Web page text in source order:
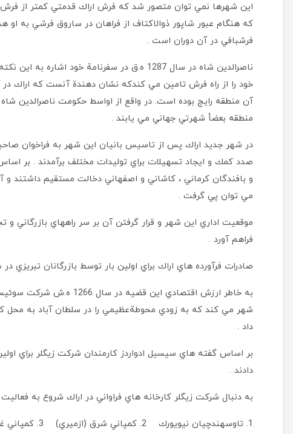
اين شهرها نمي توان متصور شد كه فرش اراك قدمتي كمتر از
كه هنگام عبور شاپور ذوالاكتاف از فراهان در ساروق فرشي به
فرشبافي در آن دوران است .
ناصرالدين شاه در سال 1287 ه.ق در سفرنامة خود
خود را از راه فرش تامين مي كندكه نشان دهندة‌ آنست كه اراك
آن منطقه رايج بوده است. در واقع از اواسط حكومت ناصرالدين
منطقه بعضأ‌ شهرتي جهاني مي يابند .
در شهر جديد اراك پس از تاسيس بانيان اين شهر به فراخوان
صدد كمك و ايجاد تسهيلات براي توليدات مختلف برآمدند . بر
و بافندگان كرماني ، كاشاني و اصفهاني دخالت مستقيم داشتند
مي توان پي گرفت .
موقعيت اداري اين شهر و قرار گرفتن آن بر سر راههاي بازرگاني و
فراهم آورد .
صادرات فرآورده هاي اراك براي اولين بار توسط بازرگانان تبريزي در سال 1254 ه.ش در زمان ناصرالدين شاه
به خاطر ارزش اقتصادي اين
شهر مي كند كه به زودي محوطة‌عظيمي را در سلطان آباد به محل كار
داد .
بر اساس گفته هاي سيسيل ادواردز كارمندان شركت زيگلر براي
دادند .
به دنبال شركت زيگلر كارخانه هاي فراواني در اراك شروع به